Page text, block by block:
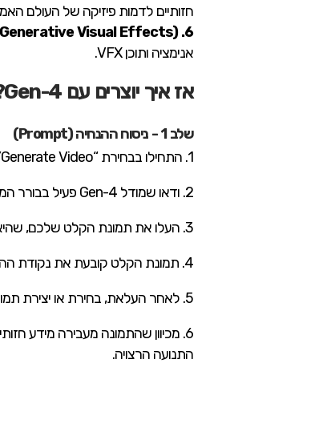
חזותיים לדמות פיזיקה של העולם
6. GVFX (Generative Visual Effects):
אנימציה ותוכן VFX.
אז איך יוצרים עם Gen-4?
שלב 1 - ניסוח ההנחיה (Prompt)
1. התחילו בבחירת “Generate Video” מדף הבית של לוח המחוונים שלכם.
2. ודאו שמודל Gen-4 פעיל בבורר המודלים הממוקם בפינה השמאלית התחתונה.
3. העלו את תמונת הקלט שלכם, שהיא הכרחית במודל Gen-4.
4. תמונת הקלט קובעת את נקודת ההתחלה החזותית של כל התהליך הגנרטיבי ומשמשת כפריים הראשון של סרטון הפלט.
5. לאחר העלאת, בחירת או יצירת תמונת הקלט, התחילו לנסח את הנחיית הטקסט שלכם.
6. מכיוון שהתמונה מעבירה מידע
התנועה הרצויה.